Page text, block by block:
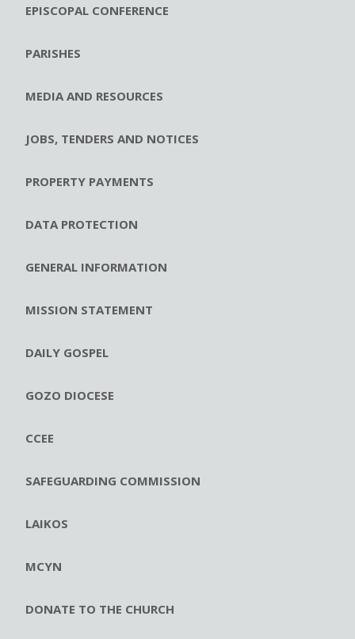
EPISCOPAL CONFERENCE
PARISHES
MEDIA AND RESOURCES
JOBS, TENDERS AND NOTICES
PROPERTY PAYMENTS
DATA PROTECTION
GENERAL INFORMATION
MISSION STATEMENT
DAILY GOSPEL
GOZO DIOCESE
CCEE
SAFEGUARDING COMMISSION
LAIKOS
MCYN
DONATE TO THE CHURCH